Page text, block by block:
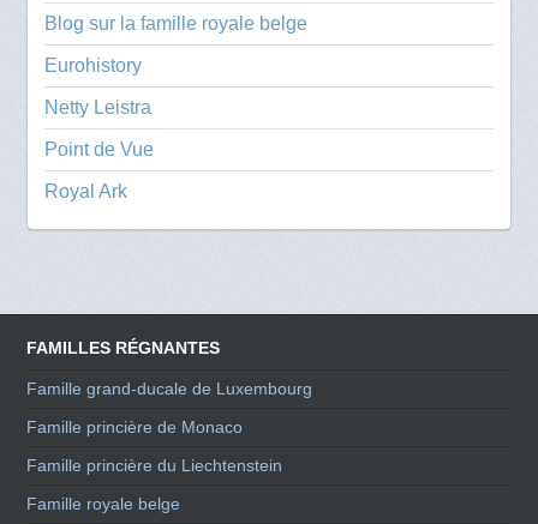
Blog sur la famille royale belge
Eurohistory
Netty Leistra
Point de Vue
Royal Ark
FAMILLES RÉGNANTES
Famille grand-ducale de Luxembourg
Famille princière de Monaco
Famille princière du Liechtenstein
Famille royale belge